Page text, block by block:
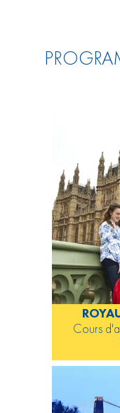
Cours